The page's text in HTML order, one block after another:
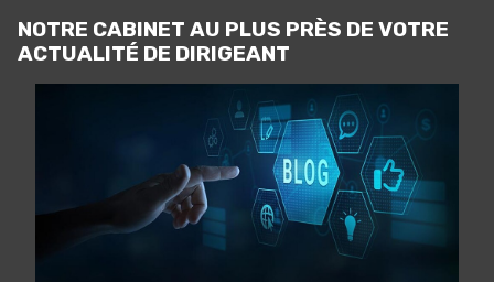
NOTRE CABINET AU PLUS PRÈS DE VOTRE
ACTUALITÉ DE DIRIGEANT